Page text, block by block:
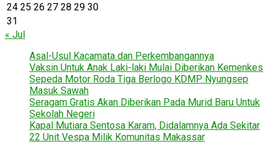
24 25 26 27 28 29 30
31
« Jul
Asal-Usul Kacamata dan Perkembangannya
Vaksin Untuk Anak Laki-laki Mulai Diberikan Kemenkes
Sepeda Motor Roda Tiga Berlogo KDMP Nyungsep
Masuk Sawah
Seragam Gratis Akan Diberikan Pada Murid Baru Untuk
Sekolah Negeri
Kapal Mutiara Sentosa Karam, Didalamnya Ada Sekitar
22 Unit Vespa Milik Komunitas Makassar